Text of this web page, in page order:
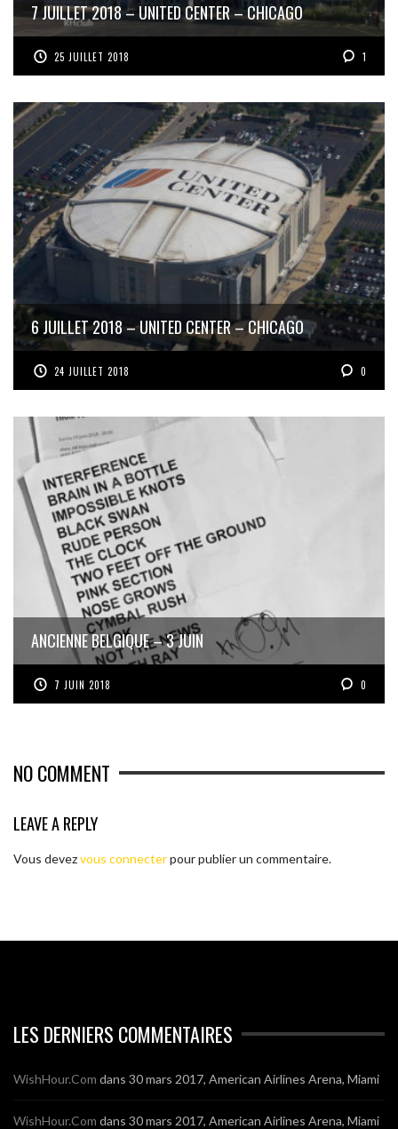
7 JUILLET 2018 – UNITED CENTER – CHICAGO
25 JUILLET 2018 1
6 JUILLET 2018 – UNITED CENTER – CHICAGO
24 JUILLET 2018 0
ANCIENNE BELGIQUE – 3 JUIN
7 JUIN 2018 0
NO COMMENT
LEAVE A REPLY
Vous devezvous connecterpour publier un commentaire.
LES DERNIERS COMMENTAIRES
WishHour.Com dans 30 mars 2017, American Airlines Arena, Miami
WishHour.Com dans 30 mars 2017, American Airlines Arena, Miami